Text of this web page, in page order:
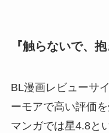
『触らないで、
BL漫画レビューサ
ーモアで高い評価
マンガでは星4.8と